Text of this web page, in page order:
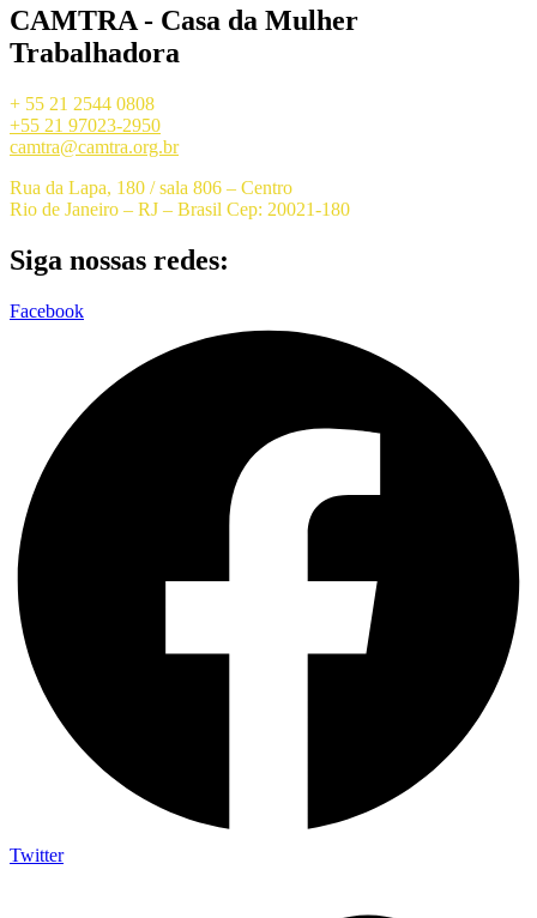
CAMTRA - Casa da Mulher
Trabalhadora
+ 55 21 2544 0808
+55 21 97023-2950
camtra@camtra.org.br
Rua da Lapa, 180 / sala 806 – Centro
Rio de Janeiro – RJ – Brasil Cep: 20021-180
Siga nossas redes:
Facebook
Twitter